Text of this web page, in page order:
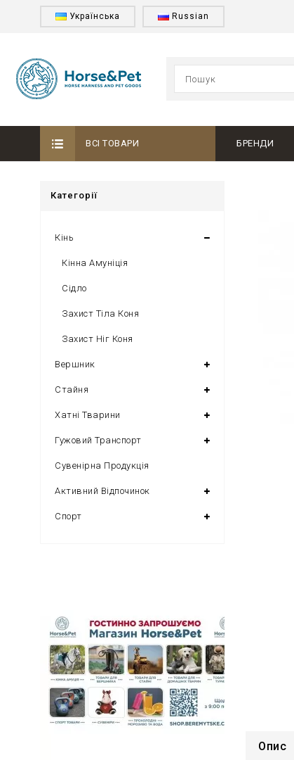
Українська Russian
ВСІ ТОВАРИ БРЕНДИ
Категорії
Кінь
Кінна Амуніція
Сідло
Захист Тіла Коня
Захист Ніг Коня
Вершник
Стайня
Хатні Тварини
Гужовий Транспорт
Сувенірна Продукція
Активний Відпочинок
Спорт
Опис